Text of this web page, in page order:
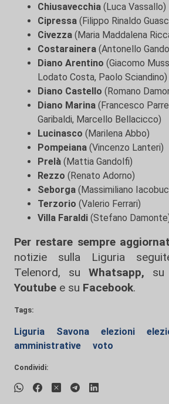
Chiusavecchia (Luca Vassallo)
Cipressa (Filippo Rinaldo
Civezza (Maria Maddalena
Costarainera (Antonello
Diano Arentino (Giacomo
Lodato Costa, Paolo Sciandino)
Diano Castello (Romano
Diano Marina (Francesco
Garibaldi, Marcello Bellacicco)
Lucinasco (Marilena Abbo)
Pompeiana (Vincenzo Lanteri)
Prelà (Mattia Gandolfi)
Rezzo (Renato Adorno)
Seborga (Massimiliano
Terzorio (Valerio Ferrari)
Villa Faraldi (Stefano
Per restare sempre
notizie sulla Liguria
Telenord, su
Whatsapp, su
Youtube e su Facebook.
Tags:
Liguria Savona elezioni
amministrative
voto
Condividi: